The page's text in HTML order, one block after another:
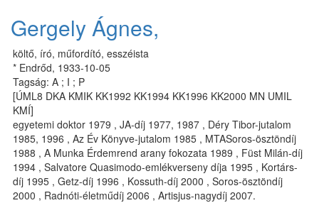
Gergely Ágnes,
költő, író, műfordító, esszéista
* Endrőd, 1933-10-05
Tagság: A ; I ; P
[ÚML8 DKA KMIK KK1992 KK1994 KK1996 KK2000 MN UMIL
KMÍ]
egyetemi doktor 1979 , JA-díj 1977, 1987 , Déry Tibor-jutalom
1985, 1996 , Az Év Könyve-jutalom 1985 , MTASoros-ösztöndíj
1988 , A Munka Érdemrend arany fokozata 1989 , Füst Milán-díj
1994 , Salvatore Quasimodo-emlékverseny díja 1995 , Kortárs-
díj 1995 , Getz-díj 1996 , Kossuth-díj 2000 , Soros-ösztöndíj
2000 , Radnóti-életműdíj 2006 , Artisjus-nagydíj 2007.